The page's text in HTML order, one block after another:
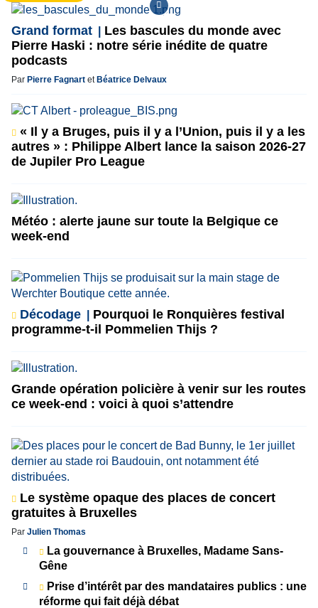
Grand format
Les bascules du monde avec
Pierre Haski : notre série inédite de quatre
podcasts
Par Pierre Fagnart et Béatrice Delvaux
« Il y a Bruges, puis il y a l’Union, puis il y a les
autres » : Philippe Albert lance la saison 2026-27
de Jupiler Pro League
Météo : alerte jaune sur toute la Belgique ce
week-end
Décodage
Pourquoi le Ronquières festival
programme-t-il Pommelien Thijs ?
Grande opération policière à venir sur les routes
ce week-end : voici à quoi s’attendre
Le système opaque des places de concert
gratuites à Bruxelles
Par Julien Thomas
La gouvernance à Bruxelles, Madame Sans-
Gêne
Prise d’intérêt par des mandataires publics : une
réforme qui fait déjà débat